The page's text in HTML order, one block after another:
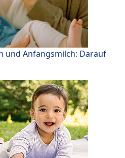
und Anfangsmilch: Darauf